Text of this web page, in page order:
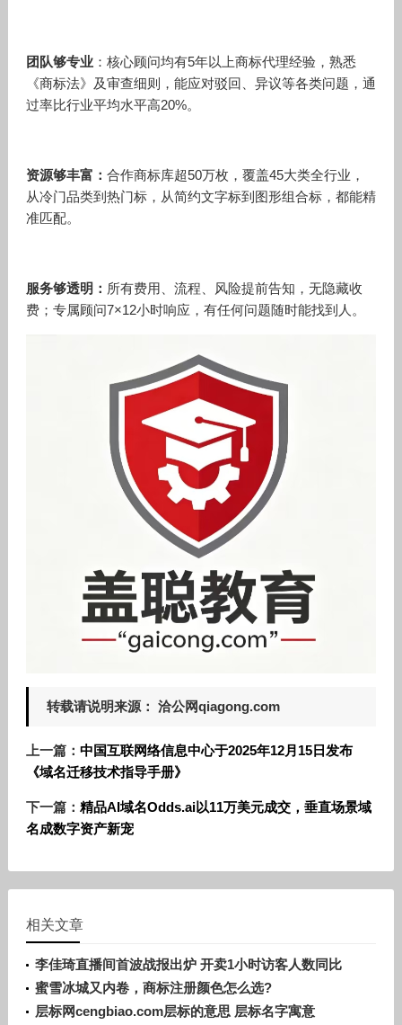
团队够专业：核心顾问均有5年以上商标代理经验，熟悉
《商标法》及审查细则，能应对驳回、异议等各类问题，通
过率比行业平均水平高20%。
资源够丰富： 合作商标库超50万枚，覆盖45大类全行业，
从冷门品类到热门标，从简约文字标到图形组合标，都能精
准匹配。
服务够透明： 所有费用、流程、风险提前告知，无隐藏收
费；专属顾问7×12小时响应，有任何问题随时能找到人。
转载请说明来源： 洽公网qiagong.com
上一篇： 中国互联网络信息中心于2025年12月15日发布
《域名迁移技术指导手册》
下一篇： 精品AI域名Odds.ai以11万美元成交，垂直场景域
名成数字资产新宠
相关文章
李佳琦直播间首波战报出炉 开卖1小时访客人数同比
增长超30％
蜜雪冰城又内卷，商标注册颜色怎么选?
层标网cengbiao.com层标的意思 层标名字寓意